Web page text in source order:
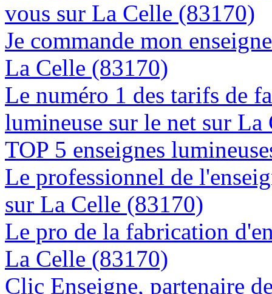
vous sur La Celle (83170)
Je commande mon
La Celle (83170)
Le numéro 1 des tarifs de
lumineuse sur le net sur
TOP 5 enseignes
Le professionnel de
sur La Celle (83170)
Le pro de la fabrication
La Celle (83170)
Clic Enseigne, partenaire